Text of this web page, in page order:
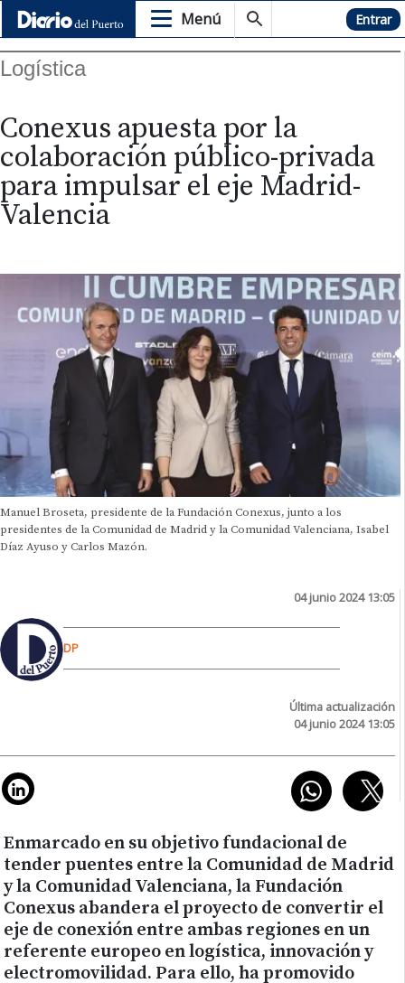
Menú Hemeroteca Entrar
Logística
Conexus apuesta por la
colaboración público-privada
para impulsar el eje Madrid-
Valencia
Manuel Broseta, presidente de la Fundación Conexus, junto a los
presidentes de la Comunidad de Madrid y la Comunidad Valenciana, Isabel
Díaz Ayuso y Carlos Mazón.
04 junio 2024 13:05
DP
Última actualización
04 junio 2024 13:05
Enmarcado en su objetivo fundacional de
tender puentes entre la Comunidad de Madrid
y la Comunidad Valenciana, la Fundación
Conexus abandera el proyecto de convertir el
eje de conexión entre ambas regiones en un
referente europeo en logística, innovación y
electromovilidad. Para ello, ha promovido